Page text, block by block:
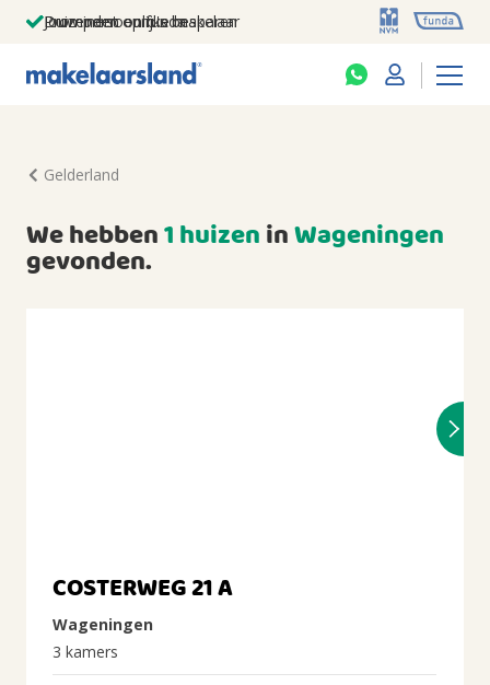
Jouw persoonlijke makelaar
Duizenden euro's besparen
Prominent op funda
Gelderland
We hebben1 huizeninWageningen
gevonden.
COSTERWEG 21 A
Wageningen
3 kamers